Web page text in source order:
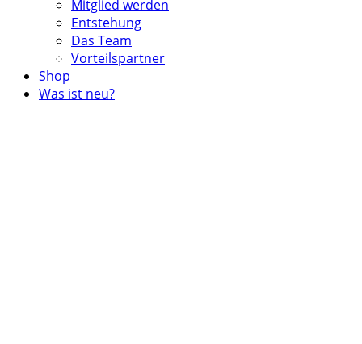
Mitglied werden
Entstehung
Das Team
Vorteilspartner
Shop
Was ist neu?